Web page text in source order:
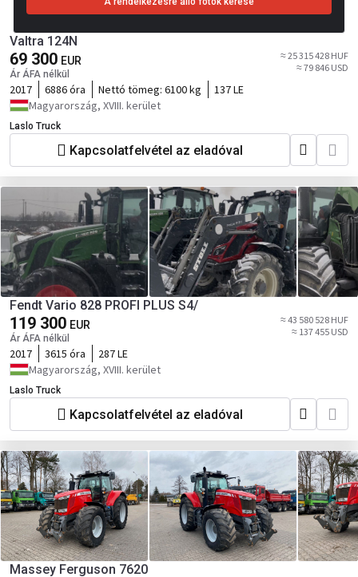
Valtra 124N
69 300 EUR
Ár ÁFA nélkül
≈ 25 315 428 HUF
≈ 79 846 USD
2017 6886 óra Nettó tömeg: 6100 kg
137 LE
Magyarország, XVIII. kerület
Laslo Truck
Kapcsolatfelvétel az eladóval
Fendt Vario 828 PROFI PLUS S4/
119 300 EUR
Ár ÁFA nélkül
≈ 43 580 528 HUF
≈ 137 455 USD
2017 3615 óra
287 LE
Magyarország, XVIII. kerület
Laslo Truck
Kapcsolatfelvétel az eladóval
Massey Ferguson 7620